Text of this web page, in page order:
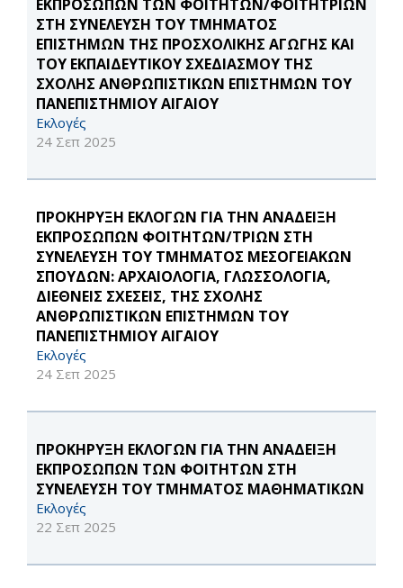
ΕΚΠΡΟΣΩΠΩΝ ΤΩΝ ΦΟΙΤΗΤΩΝ/ΦΟΙΤΗΤΡΙΩΝ
ΣΤΗ ΣΥΝΕΛΕΥΣΗ ΤΟΥ ΤΜΗΜΑΤΟΣ
ΕΠΙΣΤΗΜΩΝ ΤΗΣ ΠΡΟΣΧΟΛΙΚΗΣ ΑΓΩΓΗΣ ΚΑΙ
ΤΟΥ ΕΚΠΑΙΔΕΥΤΙΚΟΥ ΣΧΕΔΙΑΣΜΟΥ ΤΗΣ
ΣΧΟΛΗΣ ΑΝΘΡΩΠΙΣΤΙΚΩΝ ΕΠΙΣΤΗΜΩΝ ΤΟΥ
ΠΑΝΕΠΙΣΤΗΜΙΟΥ ΑΙΓΑΙΟΥ
Εκλογές
24 Σεπ 2025
ΠΡΟΚΗΡΥΞΗ ΕΚΛΟΓΩΝ ΓΙΑ ΤΗΝ ΑΝΑΔΕΙΞΗ
ΕΚΠΡΟΣΩΠΩΝ ΦΟΙΤΗΤΩΝ/ΤΡΙΩΝ ΣΤΗ
ΣΥΝΕΛΕΥΣΗ ΤΟΥ ΤΜΗΜΑΤΟΣ ΜΕΣΟΓΕΙΑΚΩΝ
ΣΠΟΥΔΩΝ: ΑΡΧΑΙΟΛΟΓΙΑ, ΓΛΩΣΣΟΛΟΓΙΑ,
ΔΙΕΘΝΕΙΣ ΣΧΕΣΕΙΣ, ΤΗΣ ΣΧΟΛΗΣ
ΑΝΘΡΩΠΙΣΤΙΚΩΝ ΕΠΙΣΤΗΜΩΝ ΤΟΥ
ΠΑΝΕΠΙΣΤΗΜΙΟΥ ΑΙΓΑΙΟΥ
Εκλογές
24 Σεπ 2025
ΠΡΟΚΗΡΥΞΗ ΕΚΛΟΓΩΝ ΓΙΑ ΤΗΝ ΑΝΑΔΕΙΞΗ
ΕΚΠΡΟΣΩΠΩΝ ΤΩΝ ΦΟΙΤΗΤΩΝ ΣΤΗ
ΣΥΝΕΛΕΥΣΗ ΤΟΥ ΤΜΗΜΑΤΟΣ ΜΑΘΗΜΑΤΙΚΩΝ
Εκλογές
22 Σεπ 2025